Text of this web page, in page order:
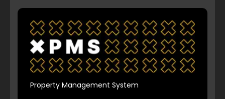
Property Management System